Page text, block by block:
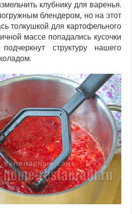
клубнику для варенья.
блендером, но на этот
толкушкой для картофельного
массе попадались кусочки
структуру нашего